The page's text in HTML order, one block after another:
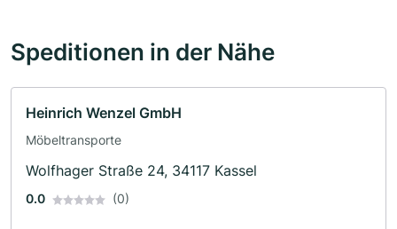
Speditionen in der Nähe
Heinrich Wenzel GmbH
Möbeltransporte
Wolfhager Straße 24, 34117 Kassel
0.0 (0)